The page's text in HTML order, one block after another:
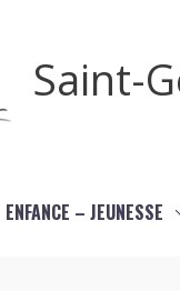
Saint-
ENFANCE – JEUNESSE